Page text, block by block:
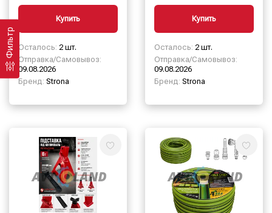
Купить
Осталось: 2 шт.
Отправка/Самовывоз:
09.08.2026
Бренд: Strona
Купить
Осталось: 2 шт.
Отправка/Самовывоз:
09.08.2026
Бренд: Strona
Фильтр